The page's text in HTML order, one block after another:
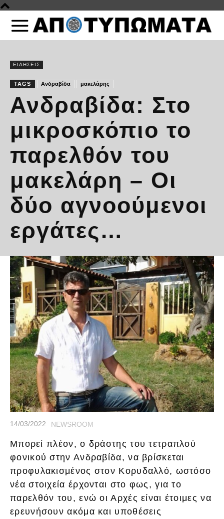
ΕΙΔΗΣΕΙΣ
TAGS Ανδραβίδα μακελάρης
Ανδραβίδα: Στο
μικροσκόπιο το
παρελθόν του
μακελάρη – Οι
δύο αγνοούμενοι
εργάτες…
14/03/2022 NEWSROOM
Mπορεί πλέον, o δράστης του τετραπλού
φονικού στην Ανδραβίδα, να βρίσκεται
προφυλακισμένος στον Κορυδαλλό, ωστόσο
νέα στοιχεία έρχονται στο φως, για το
παρελθόν του, ενώ οι Αρχές είναι έτοιμες να
ερευνήσουν ακόμα και υποθέσεις